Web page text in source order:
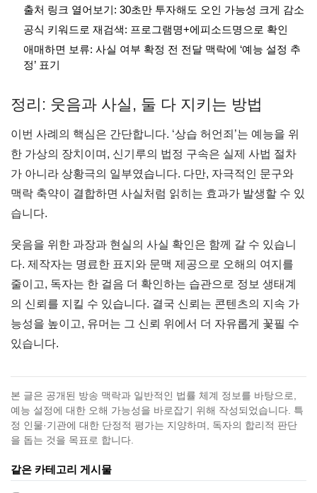
출처 링크 열어보기: 30초만 투자해도 오인 가능성 크게 감소
공식 키워드로 재검색: 프로그램명+에피소드명으로 확인
애매하면 보류: 사실 여부 확정 전 전달 맥락에 ‘예능 설정 추
정’ 표기
정리: 웃음과 사실, 둘 다 지키는 방법
이번 사례의 핵심은 간단합니다. ‘상습 허언죄’는 예능을 위
한 가상의 장치이며, 신기루의 법정 구속은 실제 사법 절차
가 아니라 상황극의 일부였습니다. 다만, 자극적인 문구와
맥락 축약이 결합하면 사실처럼 읽히는 효과가 발생할 수 있
습니다.
웃음을 위한 과장과 현실의 사실 확인은 함께 갈 수 있습니
다. 제작자는 명료한 표지와 문맥 제공으로 오해의 여지를
줄이고, 독자는 한 걸음 더 확인하는 습관으로 정보 생태계
의 신뢰를 지킬 수 있습니다. 결국 신뢰는 콘텐츠의 지속 가
능성을 높이고, 유머는 그 신뢰 위에서 더 자유롭게 꽃필 수
있습니다.
본 글은 공개된 방송 맥락과 일반적인 법률 체계 정보를 바탕으로,
예능 설정에 대한 오해 가능성을 바로잡기 위해 작성되었습니다. 특
정 인물·기관에 대한 단정적 평가는 지양하며, 독자의 합리적 판단
을 돕는 것을 목표로 합니다.
같은 카테고리 게시물